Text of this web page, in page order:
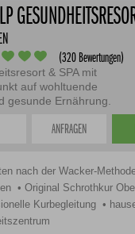
(320 Bewertungen)
& SPA mit
auf wohltuende
gesunde Ernährung.
ANFRAGEN
nach der Wacker-
Original Schrothkur
Kurbegleitung